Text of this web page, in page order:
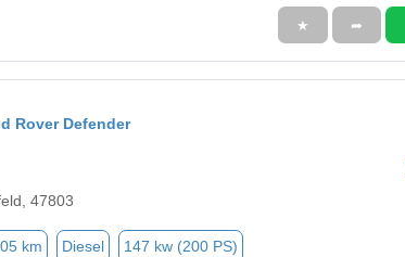
★ ➦
Rover Defender
47803
km Diesel 147 kw (200 PS)